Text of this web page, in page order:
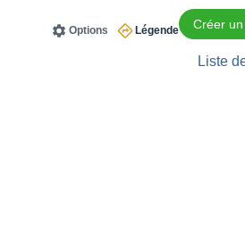
Créer
Légende
Options
Liste